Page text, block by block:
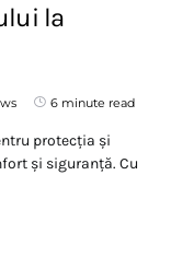
la
6 minute read
protecția și
și siguranță. Cu